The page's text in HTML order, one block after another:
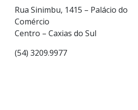
Rua Sinimbu, 1415 – Palácio do
Comércio
Centro – Caxias do Sul
(54) 3209.9977